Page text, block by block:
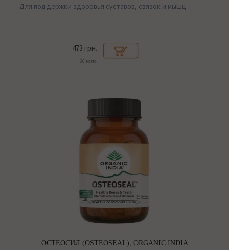
Для поддержки здоровья суставов, связок и мышц
473 грн.
60 капс.
ОСТЕОСИЛ (OSTEOSEAL), ORGANIC INDIA